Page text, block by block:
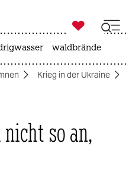

taz zahl ich
waldbrände
Krieg in der Ukraine
so an,